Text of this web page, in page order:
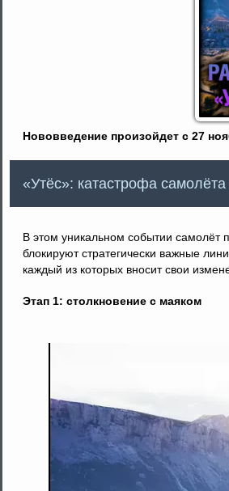
Нововведение произойдет с 27
«Утёс»: катастрофа
В этом уникальном событии самолёт
блокируют стратегически важные
каждый из которых вносит свои
Этап 1: столкновение с маяком